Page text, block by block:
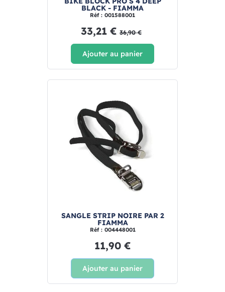
BLACK - FIAMMA
Réf : 001588001
33,21 € 36,90 €
Ajouter au panier
SANGLE STRIP NOIRE PAR 2
FIAMMA
Réf : 004448001
11,90 €
Ajouter au panier